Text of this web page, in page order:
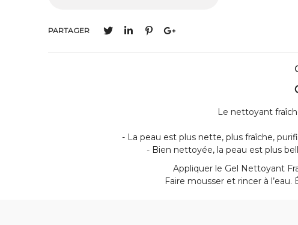
PARTAGER
Le nettoyant
- La peau est plus nette, plus fraîche,
- Bien nettoyée, la peau est plus
Appliquer le Gel Nettoyant
Faire mousser et rincer à